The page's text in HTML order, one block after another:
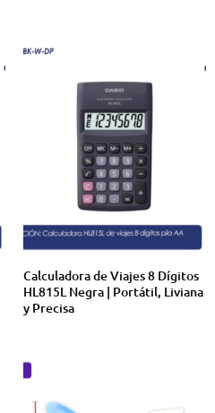
Calculadora de Viajes 8 Dígitos
HL815L Negra | Portátil, Liviana
y Precisa